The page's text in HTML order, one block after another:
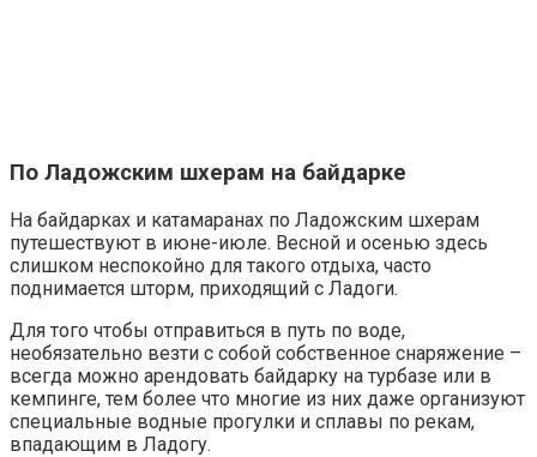
По Ладожским шхерам на байдарке
На байдарках и катамаранах по Ладожским шхерам
путешествуют в июне-июле. Весной и осенью здесь
слишком неспокойно для такого отдыха, часто
поднимается шторм, приходящий с Ладоги.
Для того чтобы отправиться в путь по воде,
необязательно везти с собой собственное снаряжение –
всегда можно арендовать байдарку на турбазе или в
кемпинге, тем более что многие из них даже организуют
специальные водные прогулки и сплавы по рекам,
впадающим в Ладогу.